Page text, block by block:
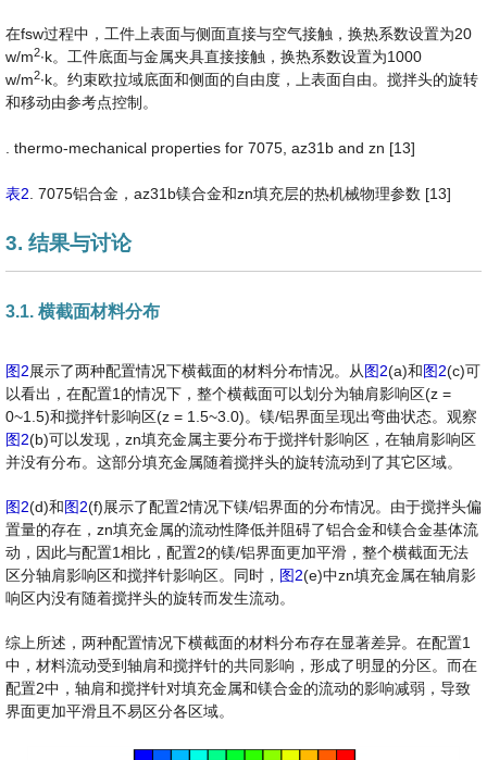
在fsw过程中，工件上表面与侧面直接与空气接触，换热系数设置为20
w/m2∙k。工件底面与金属夹具直接接触，换热系数设置为1000
w/m2∙k。约束欧拉域底面和侧面的自由度，上表面自由。搅拌头的旋转
和移动由参考点控制。
. thermo-mechanical properties for 7075, az31b and zn [13]
表2 . 7075铝合金，az31b镁合金和zn填充层的热机械物理参数 [13]
3. 结果与讨论
3.1. 横截面材料分布
图2展示了两种配置情况下横截面的材料分布情况。从图2(a)和图2(c)可
以看出，在配置1的情况下，整个横截面可以划分为轴肩影响区(z =
0~1.5)和搅拌针影响区(z = 1.5~3.0)。镁/铝界面呈现出弯曲状态。观察
图2(b)可以发现，zn填充金属主要分布于搅拌针影响区，在轴肩影响区
并没有分布。这部分填充金属随着搅拌头的旋转流动到了其它区域。
图2(d)和图2(f)展示了配置2情况下镁/铝界面的分布情况。由于搅拌头偏
置量的存在，zn填充金属的流动性降低并阻碍了铝合金和镁合金基体流
动，因此与配置1相比，配置2的镁/铝界面更加平滑，整个横截面无法
区分轴肩影响区和搅拌针影响区。同时， 图2(e)中zn填充金属在轴肩影
响区内没有随着搅拌头的旋转而发生流动。
综上所述，两种配置情况下横截面的材料分布存在显著差异。在配置1
中，材料流动受到轴肩和搅拌针的共同影响，形成了明显的分区。而在
配置2中，轴肩和搅拌针对填充金属和镁合金的流动的影响减弱，导致
界面更加平滑且不易区分各区域。